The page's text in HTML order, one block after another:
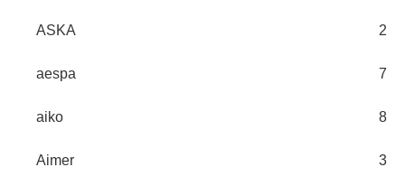
ASKA 2
aespa 7
aiko 8
Aimer 3